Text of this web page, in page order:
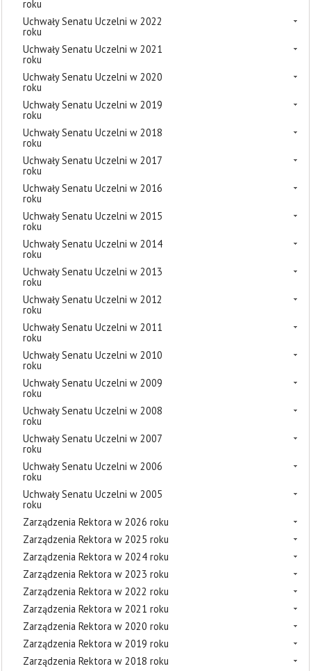
roku
Uchwały Senatu Uczelni w 2022
roku
Uchwały Senatu Uczelni w 2021
roku
Uchwały Senatu Uczelni w 2020
roku
Uchwały Senatu Uczelni w 2019
roku
Uchwały Senatu Uczelni w 2018
roku
Uchwały Senatu Uczelni w 2017
roku
Uchwały Senatu Uczelni w 2016
roku
Uchwały Senatu Uczelni w 2015
roku
Uchwały Senatu Uczelni w 2014
roku
Uchwały Senatu Uczelni w 2013
roku
Uchwały Senatu Uczelni w 2012
roku
Uchwały Senatu Uczelni w 2011
roku
Uchwały Senatu Uczelni w 2010
roku
Uchwały Senatu Uczelni w 2009
roku
Uchwały Senatu Uczelni w 2008
roku
Uchwały Senatu Uczelni w 2007
roku
Uchwały Senatu Uczelni w 2006
roku
Uchwały Senatu Uczelni w 2005
roku
Zarządzenia Rektora w 2026 roku
Zarządzenia Rektora w 2025 roku
Zarządzenia Rektora w 2024 roku
Zarządzenia Rektora w 2023 roku
Zarządzenia Rektora w 2022 roku
Zarządzenia Rektora w 2021 roku
Zarządzenia Rektora w 2020 roku
Zarządzenia Rektora w 2019 roku
Zarządzenia Rektora w 2018 roku